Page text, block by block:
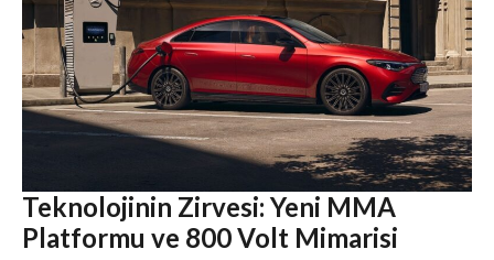
Teknolojinin Zirvesi: Yeni MMA
Platformu ve 800 Volt Mimarisi